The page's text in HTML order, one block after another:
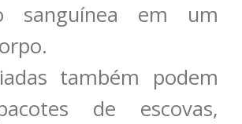
sanguínea em um
também podem
de escovas,